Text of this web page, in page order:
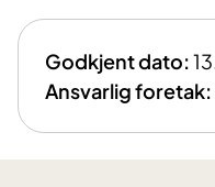
Godkjent dato:
Ansvarlig foretak: